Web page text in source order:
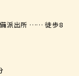
備派出所 …… 徒歩8